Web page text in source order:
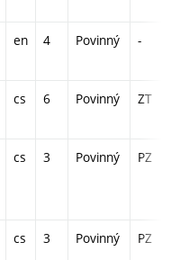
en 4 Povinný -
cs 6 Povinný ZT
cs 3 Povinný PZ
cs 3 Povinný PZ